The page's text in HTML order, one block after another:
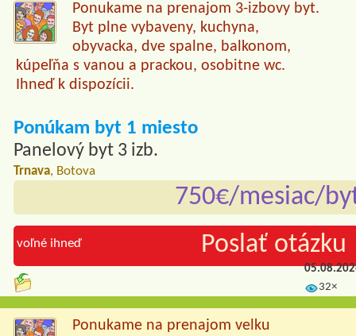
Ponukame na prenajom 3-izbovy byt.
Byt plne vybaveny, kuchyna,
obyvacka, dve spalne, balkonom,
kúpeľňa s vanou a prackou, osobitne wc.
Ihneď k dispozícii.
Ponúkam byt 1 miesto
Panelový byt 3 izb.
Trnava, Botova
750€/mesiac/
voľné ihneď Poslať otázku
32×
Ponukame na prenajom velku